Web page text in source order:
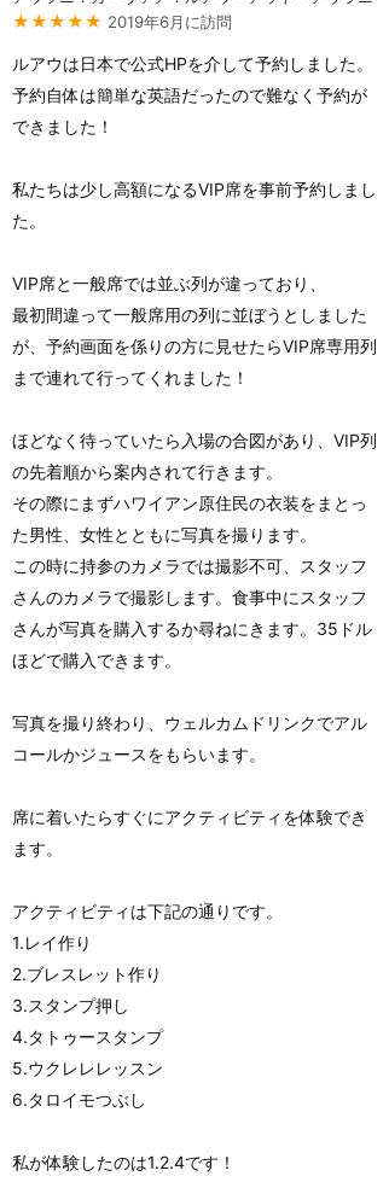
★★★★★ 2019年6月に訪問
ルアウは日本で公式HPを介して予約しました。
予約自体は簡単な英語だったので難なく予約が
できました！
私たちは少し高額になるVIP席を事前予約しまし
た。
VIP席と一般席では並ぶ列が違っており、
最初間違って一般席用の列に並ぼうとしました
が、予約画面を係りの方に見せたらVIP席専用列
まで連れて行ってくれました！
ほどなく待っていたら入場の合図があり、VIP列
の先着順から案内されて行きます。
その際にまずハワイアン原住民の衣装をまとっ
た男性、女性とともに写真を撮ります。
この時に持参のカメラでは撮影不可、スタッフ
さんのカメラで撮影します。食事中にスタッフ
さんが写真を購入するか尋ねにきます。35ドル
ほどで購入できます。
写真を撮り終わり、ウェルカムドリンクでアル
コールかジュースをもらいます。
席に着いたらすぐにアクティビティを体験でき
ます。
アクティビティは下記の通りです。
1.レイ作り
2.ブレスレット作り
3.スタンプ押し
4.タトゥースタンプ
5.ウクレレレッスン
6.タロイモつぶし
私が体験したのは1.2.4です！